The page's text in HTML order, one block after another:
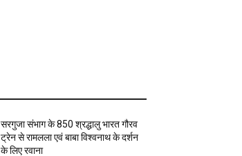
सरगुजा संभाग के 850 श्रद्धालु भारत गौरव
ट्रेन से रामलला एवं बाबा विश्वनाथ के दर्शन
के लिए रवाना